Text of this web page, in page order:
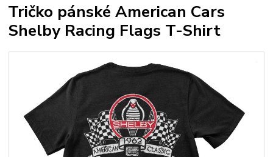
Tričko pánské American Cars
Shelby Racing Flags T-Shirt